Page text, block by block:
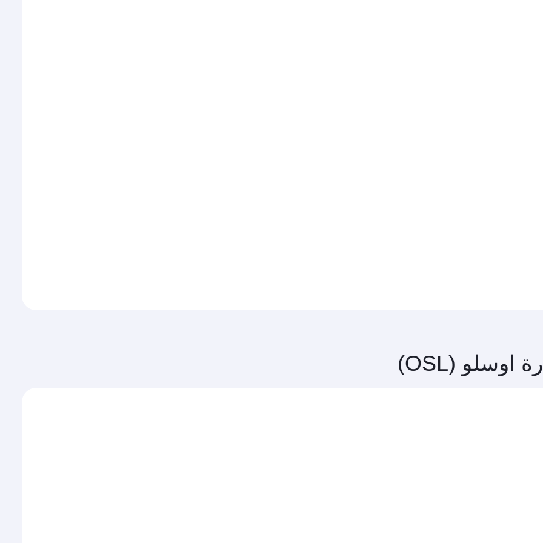
عن الرحلات من صفحتنا الرئيسية لتعرف أوقات الرحلات وجداولها.
طريق الدوحة، مع توفر رحلات ربط سلسة ومريحة في مطار حمد الدولي.
تتولى تشغيل الرحلة. في حالة الرحلات التي تتولى الخطوط الجوية القطرية تشغيلها، يمكنك السفر على متن درجة رجال الأعمال
أما الرحلات التي تتولى تشغيلها خطوط طيران شريكة لنا، فإن درجات السفر المتاحة عليها قد تختلف باختلاف الرحلات أو
السفر التي تفضلها. وتتفاوت أسعار تذاكر الطيران بحسب الموسم، وحجم الإقبال على المسار وفئات السفر المتاحة.
رحلة استكشاف خارج النرويج